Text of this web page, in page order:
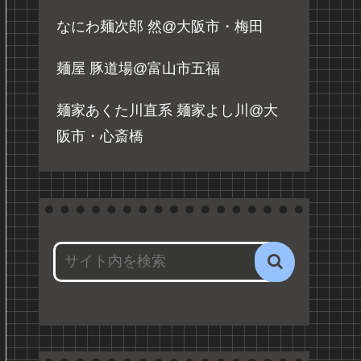
なにわ麺次郎 然@大阪市・梅田
麺屋 豚道場@富山市五福
麺家あくた川直系 麺家よし川@大
阪市・心斎橋